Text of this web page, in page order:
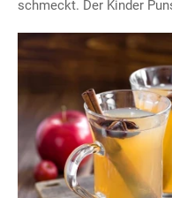
schmeckt. Der Kinder